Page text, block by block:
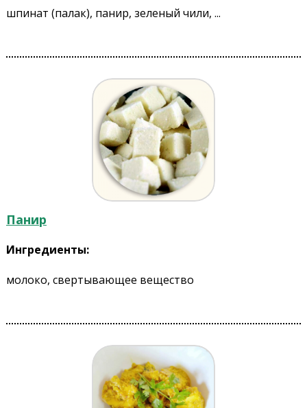
шпинат (палак), панир, зеленый чили, ...
Панир
Ингредиенты:
молоко, свертывающее вещество